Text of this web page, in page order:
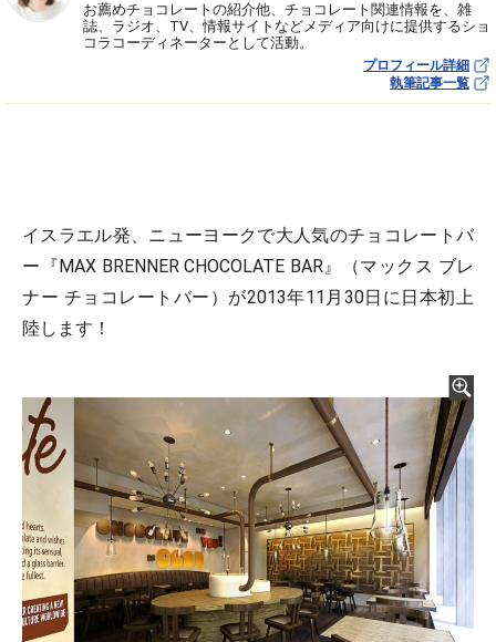
お薦めチョコレートの紹介他、チョコレート関連情報を、雑
誌、ラジオ、TV、情報サイトなどメディア向けに提供するショ
コラコーディネーターとして活動。
プロフィール詳細
執筆記事一覧
イスラエル発、ニューヨークで大人気のチョコレートバ
ー『MAX BRENNER CHOCOLATE BAR』（マックス ブレ
ナー チョコレートバー）が2013年11月30日に日本初上
陸します！